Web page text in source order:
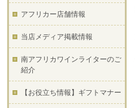
アフリカー店舗情報
当店メディア掲載情報
南アフリカワインライターのご
紹介
【お役立ち情報】ギフトマナー